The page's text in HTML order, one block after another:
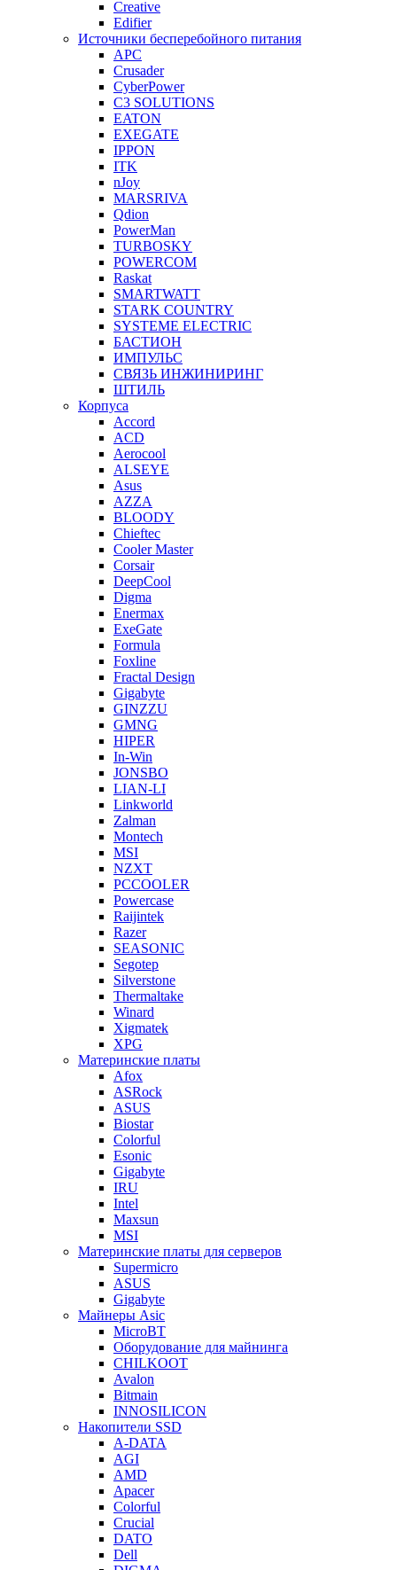
Creative
Edifier
Источники бесперебойного питания
APC
Crusader
CyberPower
C3 SOLUTIONS
EATON
EXEGATE
IPPON
ITK
nJoy
MARSRIVA
Qdion
PowerMan
TURBOSKY
POWERCOM
Raskat
SMARTWATT
STARK COUNTRY
SYSTEME ELECTRIC
БАСТИОН
ИМПУЛЬС
СВЯЗЬ ИНЖИНИРИНГ
ШТИЛЬ
Корпуса
Accord
ACD
Aerocool
ALSEYE
Asus
AZZA
BLOODY
Chieftec
Cooler Master
Corsair
DeepCool
Digma
Enermax
ExeGate
Formula
Foxline
Fractal Design
Gigabyte
GINZZU
GMNG
HIPER
In-Win
JONSBO
LIAN-LI
Linkworld
Zalman
Montech
MSI
NZXT
PCCOOLER
Powercase
Raijintek
Razer
SEASONIC
Segotep
Silverstone
Thermaltake
Winard
Xigmatek
XPG
Материнские платы
Afox
ASRock
ASUS
Biostar
Colorful
Esonic
Gigabyte
IRU
Intel
Maxsun
MSI
Материнские платы для серверов
Supermicro
ASUS
Gigabyte
Майнеры Asic
MicroBT
Оборудование для майнинга
CHILKOOT
Avalon
Bitmain
INNOSILICON
Накопители SSD
A-DATA
AGI
AMD
Apacer
Colorful
Crucial
DATO
Dell